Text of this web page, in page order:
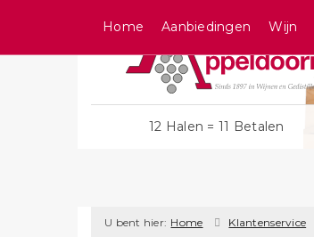
12 Halen = 11 Betalen
Home Aanbiedingen Wijn
U bent hier: Home Klantenservice